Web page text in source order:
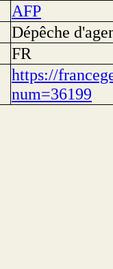
AFP
Dépêche
FR
https://
num=36199